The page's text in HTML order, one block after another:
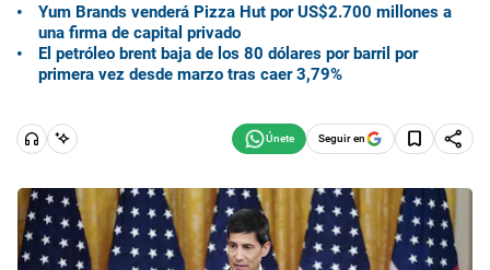
Yum Brands venderá Pizza Hut por US$2.700 millones a
una firma de capital privado
El petróleo brent baja de los 80 dólares por barril por
primera vez desde marzo tras caer 3,79%
Seguir en